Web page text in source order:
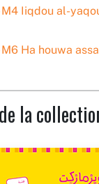
M4 Iiqdou al-
M6 Ha houwa
la